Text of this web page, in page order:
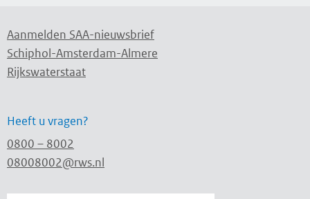
Aanmelden SAA-nieuwsbrief
Schiphol-Amsterdam-Almere
Rijkswaterstaat
Heeft u vragen?
0800 – 8002
08008002@rws.nl